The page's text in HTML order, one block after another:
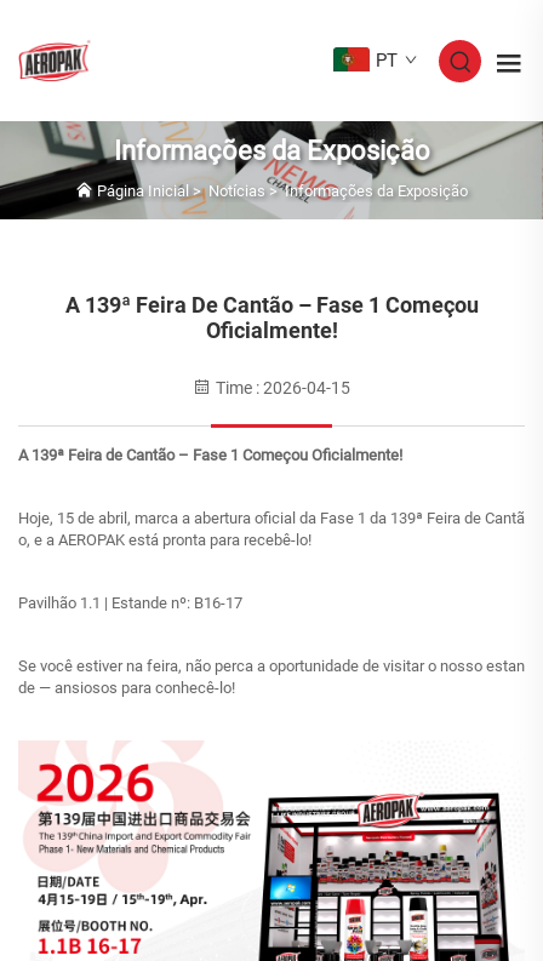
PT
Informações da Exposição
Página Inicial> Notícias >Informações da Exposição
A 139ª Feira De Cantão – Fase 1 Começou
Oficialmente!
Time : 2026-04-15
A 139ª Feira de Cantão – Fase 1 Começou Oficialmente!
Hoje, 15 de abril, marca a abertura oficial da Fase 1 da 139ª Feira de Cantã
o, e a AEROPAK está pronta para recebê-lo!
Pavilhão 1.1 | Estande nº: B16-17
Se você estiver na feira, não perca a oportunidade de visitar o nosso estan
de — ansiosos para conhecê-lo!